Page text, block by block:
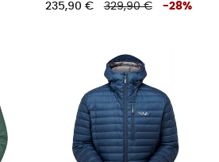
235,90 € 329,90 € -28%